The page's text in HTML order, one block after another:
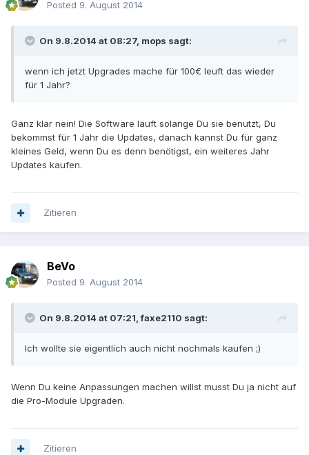
Posted 9. August 2014
On 9.8.2014 at 08:27, mops sagt:
wenn ich jetzt Upgrades mache für 100€ leuft das wieder
für 1 Jahr?
Ganz klar nein! Die Software läuft solange Du sie benutzt, Du
bekommst für 1 Jahr die Updates, danach kannst Du für ganz
kleines Geld, wenn Du es denn benötigst, ein weiteres Jahr
Updates kaufen.
Zitieren
BeVo
Posted 9. August 2014
On 9.8.2014 at 07:21, faxe2110 sagt:
Ich wollte sie eigentlich auch nicht nochmals kaufen ;)
Wenn Du keine Anpassungen machen willst musst Du ja nicht auf
die Pro-Module Upgraden.
Zitieren